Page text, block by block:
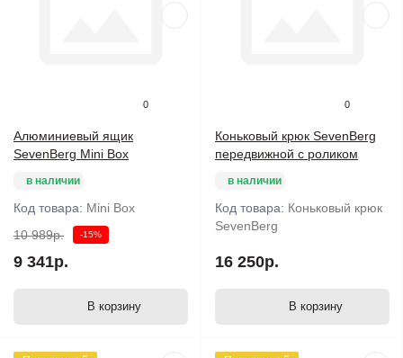
0
Алюминиевый ящик
SevenBerg Mini Box
в наличии
Код товара: Mini Box
10 989р.
-15%
9 341р.
В корзину
0
Коньковый крюк SevenBerg
передвижной с роликом
в наличии
Код товара: Коньковый крюк
SevenBerg
16 250р.
В корзину